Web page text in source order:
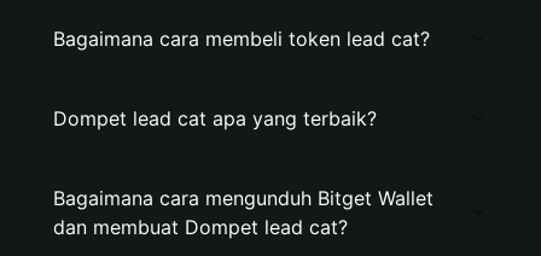
Bagaimana cara membeli token lead cat?
Dompet lead cat apa yang terbaik?
Bagaimana cara mengunduh Bitget Wallet
dan membuat Dompet lead cat?